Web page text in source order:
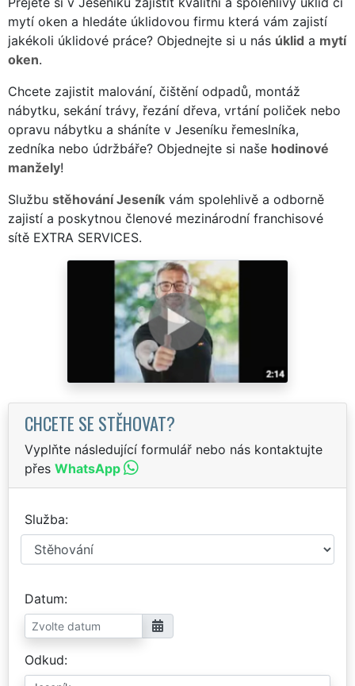
mytí oken a hledáte úklidovou firmu která vám zajistí
jakékoli úklidové práce? Objednejte si u nás úklid a mytí
oken.
Chcete zajistit malování, čištění odpadů, montáž
nábytku, sekání trávy, řezání dřeva, vrtání poliček nebo
opravu nábytku a sháníte v Jeseníku řemeslníka,
zedníka nebo údržbáře? Objednejte si naše hodinové
manžely!
Službu stěhování Jeseník vám spolehlivě a odborně
zajistí a poskytnou členové mezinárodní franchisové
sítě EXTRA SERVICES.
CHCETE SE STĚHOVAT?
Vyplňte následující formulář nebo nás kontaktujte
přes WhatsApp
Služba
Datum
Odkud